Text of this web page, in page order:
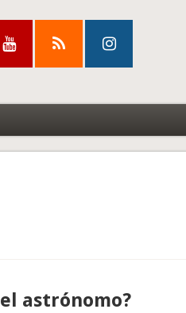
astrónomo?